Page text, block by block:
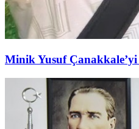
Minik Yusuf Çanakkale’yi